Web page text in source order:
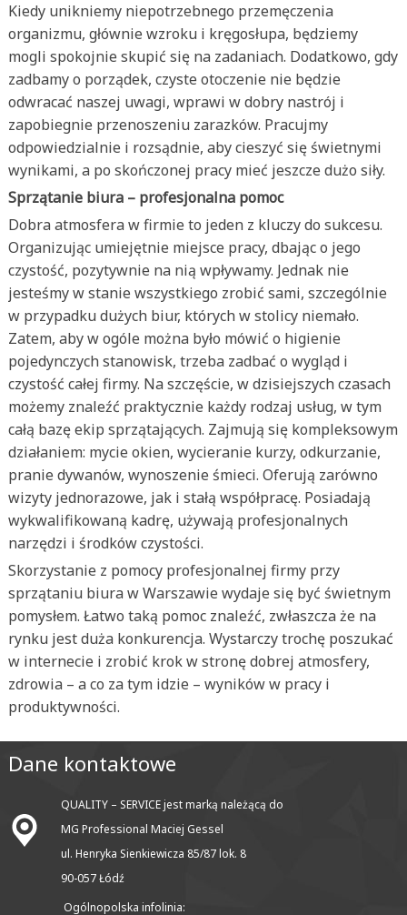
Kiedy unikniemy niepotrzebnego przemęczenia
organizmu, głównie wzroku i kręgosłupa, będziemy
mogli spokojnie skupić się na zadaniach. Dodatkowo, gdy
zadbamy o porządek, czyste otoczenie nie będzie
odwracać naszej uwagi, wprawi w dobry nastrój i
zapobiegnie przenoszeniu zarazków. Pracujmy
odpowiedzialnie i rozsądnie, aby cieszyć się świetnymi
wynikami, a po skończonej pracy mieć jeszcze dużo siły.
Sprzątanie biura – profesjonalna pomoc
Dobra atmosfera w firmie to jeden z kluczy do sukcesu.
Organizując umiejętnie miejsce pracy, dbając o jego
czystość, pozytywnie na nią wpływamy. Jednak nie
jesteśmy w stanie wszystkiego zrobić sami, szczególnie
w przypadku dużych biur, których w stolicy niemało.
Zatem, aby w ogóle można było mówić o higienie
pojedynczych stanowisk, trzeba zadbać o wygląd i
czystość całej firmy. Na szczęście, w dzisiejszych czasach
możemy znaleźć praktycznie każdy rodzaj usług, w tym
całą bazę ekip sprzątających. Zajmują się kompleksowym
działaniem: mycie okien, wycieranie kurzy, odkurzanie,
pranie dywanów, wynoszenie śmieci. Oferują zarówno
wizyty jednorazowe, jak i stałą współpracę. Posiadają
wykwalifikowaną kadrę, używają profesjonalnych
narzędzi i środków czystości.
Skorzystanie z pomocy profesjonalnej firmy przy
sprzątaniu biura w Warszawie wydaje się być świetnym
pomysłem. Łatwo taką pomoc znaleźć, zwłaszcza że na
rynku jest duża konkurencja. Wystarczy trochę poszukać
w internecie i zrobić krok w stronę dobrej atmosfery,
zdrowia – a co za tym idzie – wyników w pracy i
produktywności.
Dane kontaktowe
QUALITY – SERVICE jest marką należącą do
MG Professional Maciej Gessel
ul. Henryka Sienkiewicza 85/87 lok. 8
90-057 Łódź
Ogólnopolska infolinia: